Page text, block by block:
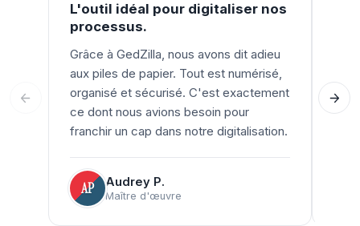
L'outil idéal pour digitaliser nos
processus.
Grâce à GedZilla, nous avons dit adieu
aux piles de papier. Tout est numérisé,
organisé et sécurisé. C'est exactement
ce dont nous avions besoin pour
franchir un cap dans notre digitalisation.
AP Audrey P.
Maître d'œuvre